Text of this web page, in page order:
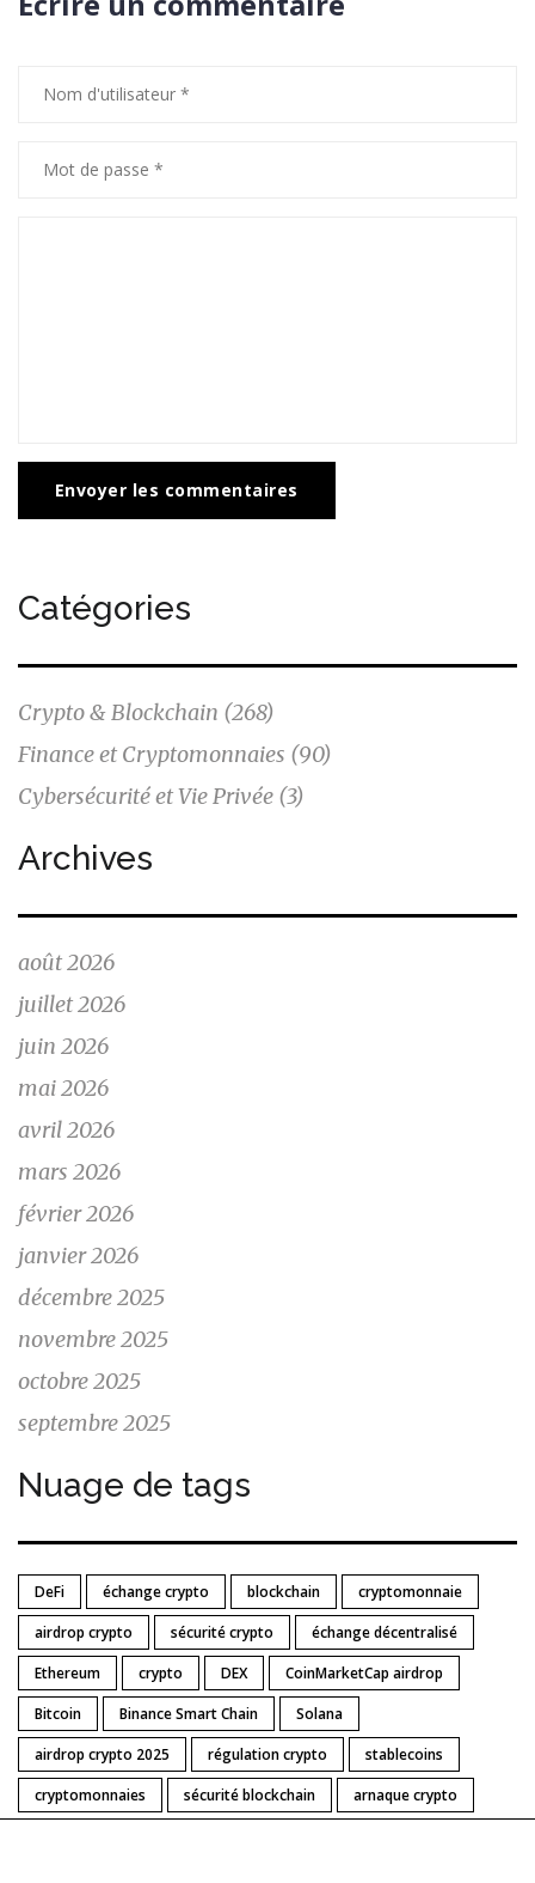
Envoyer les commentaires
Catégories
Crypto & Blockchain (268)
Finance et Cryptomonnaies (90)
Cybersécurité et Vie Privée (3)
Archives
août 2026
juillet 2026
juin 2026
mai 2026
avril 2026
mars 2026
février 2026
janvier 2026
décembre 2025
novembre 2025
octobre 2025
septembre 2025
Nuage de tags
DeFi échange crypto blockchain
cryptomonnaie
airdrop crypto
sécurité crypto
échange décentralisé
Ethereum
crypto DEX
CoinMarketCap airdrop
Bitcoin
Binance Smart Chain
Solana
airdrop crypto 2025
régulation crypto
stablecoins
cryptomonnaies
sécurité blockchain arnaque crypto